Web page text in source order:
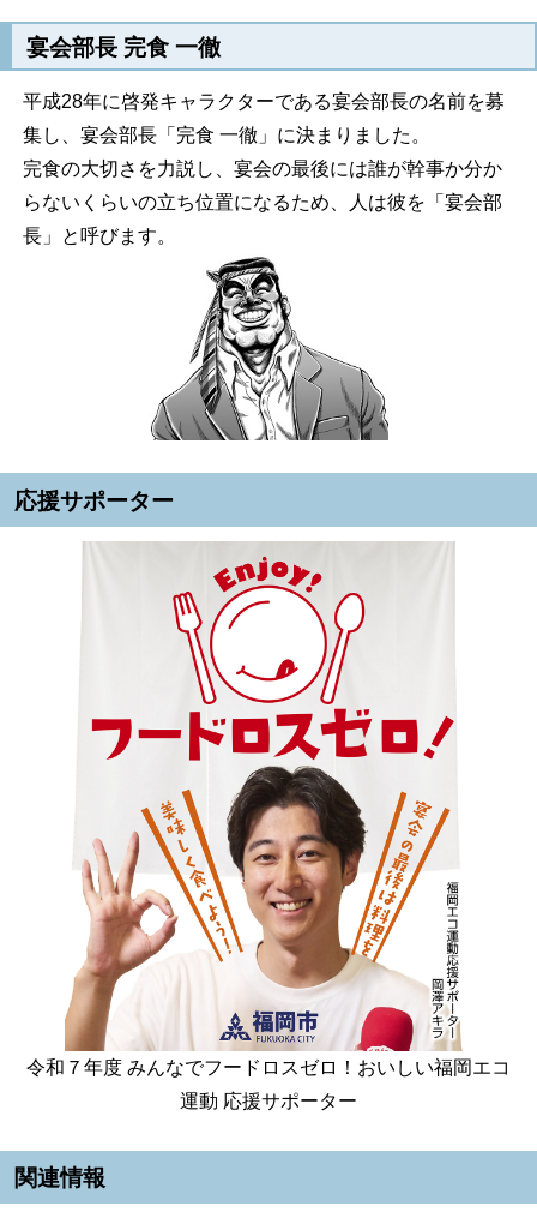
宴会部長 完食 一徹
平成28年に啓発キャラクターである宴会部長の名前を募
集し、宴会部長「完食 一徹」に決まりました。
完食の大切さを力説し、宴会の最後には誰が幹事か分か
らないくらいの立ち位置になるため、人は彼を「宴会部
長」と呼びます。
応援サポーター
令和７年度 みんなでフードロスゼロ！おいしい福岡エコ
運動 応援サポーター
関連情報